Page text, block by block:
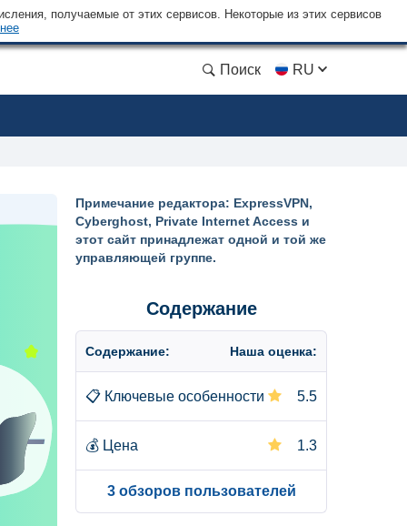
получаемые от этих сервисов. Некоторые из этих сервисов
Поиск RU
Примечание редактора: ExpressVPN,
Cyberghost, Private Internet Access и
этот сайт принадлежат одной и той же
управляющей группе.
Содержание
Содержание: Наша оценка:
📋 Ключевые особенности 5.5
💰 Цена 1.3
3 обзоров пользователей